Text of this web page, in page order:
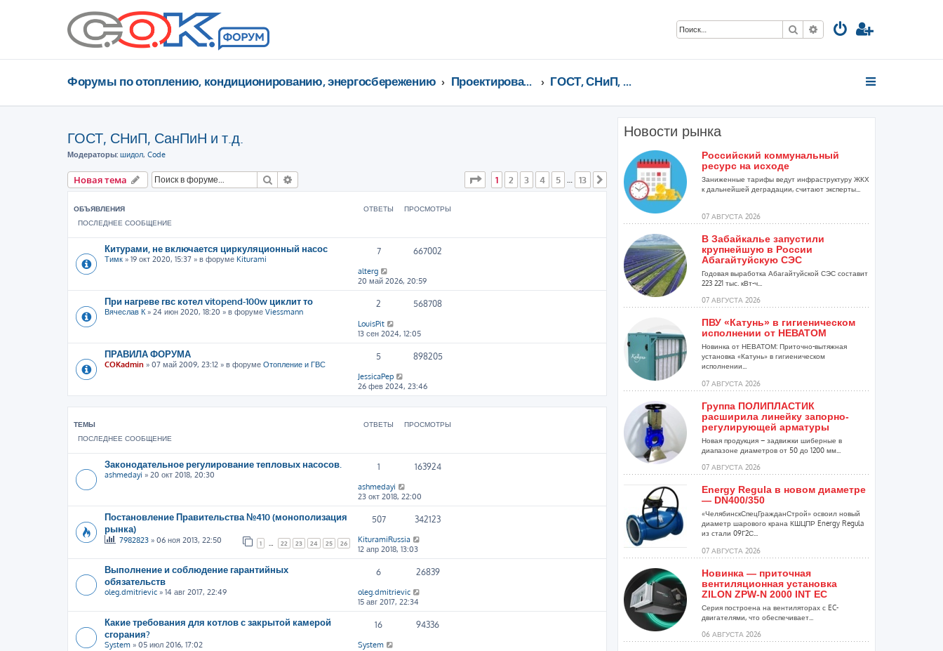
Поиск Расширенный поиск
Форумы по отоплению, кондиционированию, энергосбережению Проектирование, сервис, тeхнорматив, газоснабжение ... ГОСТ, СНиП, СанПиН и т.д.
ГОСТ, СНиП, СанПиН и т.д.
Модераторы: шидол, Code
Новая тема Поиск Страница из
1 2 3 4 5 13 След.
ОБЪЯВЛЕНИЯ ОТВЕТЫ
ПРОСМОТРЫ
ПОСЛЕДНЕЕ СООБЩЕНИЕ
Китурами, не включается циркуляционный насос
Тимк » 19 окт 2020, 15:37 » в форуме Kiturami
7 667002
alterg
20 май 2026, 20:59
При нагреве гвс котел vitopend-100w циклит то
Вячеслав К » 24 июн 2020, 18:20 » в форуме Viessmann
2 568708
LouisPit
13 сен 2024, 12:05
ПРАВИЛА ФОРУМА
COKadmin » 07 май 2009, 23:12 » в форуме Отопление и ГВС
5 898205
JessicaPep
26 фев 2024, 23:46
ТЕМЫ ОТВЕТЫ
ПРОСМОТРЫ
ПОСЛЕДНЕЕ СООБЩЕНИЕ
Законодательное регулирование тепловых насосов.
ashmedayi » 20 окт 2018, 20:30
1 163924
ashmedayi
23 окт 2018, 22:00
Постановление Правительства №410 (монополизация
рынка)
7982823 » 06 ноя 2013, 22:50 1 22 23 24 25 26
507 342123
KituramiRussia
12 апр 2018, 13:03
Выполнение и соблюдение гарантийных
обязательств
oleg.dmitrievic » 14 авг 2017, 22:49
6 26839
oleg.dmitrievic
15 авг 2017, 22:34
Какие требования для котлов с закрытой камерой
сгорания?
System » 05 июл 2016, 17:02
16 94336
System
Новости рынка
Российский коммунальный
ресурс на исходе
Заниженные тарифы ведут инфраструктуру ЖКХ
к дальнейшей деградации, считают эксперты...
07 АВГУСТА 2026
В Забайкалье запустили
крупнейшую в России
Абагайтуйскую СЭС
Годовая выработка Абагайтуйской СЭС составит
223 221 тыс. кВт-ч...
07 АВГУСТА 2026
ПВУ «Катунь» в гигиеническом
исполнении от НЕВАТОМ
Новинка от НЕВАТОМ: Приточно-вытяжная
установка «Катунь» в гигиеническом
исполнении...
07 АВГУСТА 2026
Группа ПОЛИПЛАСТИК
расширила линейку запорно-
регулирующей арматуры
Новая продукция – задвижки шиберные в
диапазоне диаметров от 50 до 1200 мм...
07 АВГУСТА 2026
Energy Regula в новом диаметре
— DN400/350
«ЧелябинскСпецГражданСтрой» освоил новый
диаметр шарового крана КШЦПР Energy Regula
из стали 09Г2С...
07 АВГУСТА 2026
Новинка — приточная
вентиляционная установка
ZILON ZPW-N 2000 INT EC
Серия построена на вентиляторах с EC-
двигателями, что обеспечивает...
06 АВГУСТА 2026